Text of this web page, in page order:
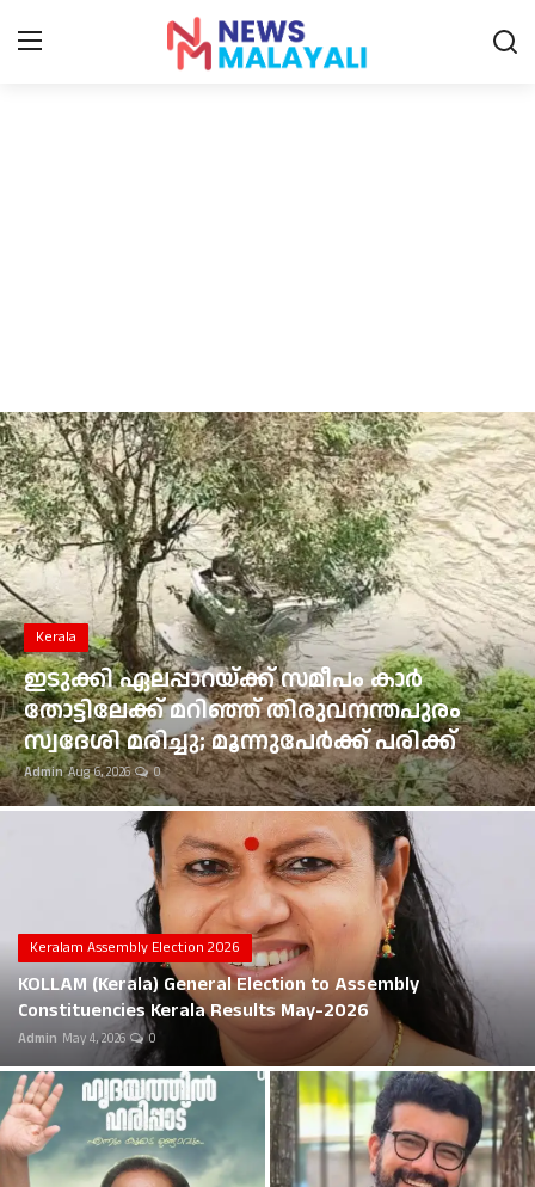
Entertainment
Sports
Food
Gulf News
Loksabha Election 2024
Technology
Health
Jobs Mall
Career
Education
Business
Local News
Earn Money
Kerala
ഇടുക്കി ഏലപ്പാറയ്ക്ക് സമീപം കാർ
തോട്ടിലേക്ക് മറിഞ്ഞ് തിരുവനന്തപുരം
സ്വദേശി മരിച്ചു; മൂന്നുപേർക്ക് പരിക്ക്
Admin Aug 6, 2026 0
Keralam Assembly Election 2026
KOLLAM (Kerala) General Election to Assembly
Constituencies Kerala Results May-2026
Admin May 4, 2026 0